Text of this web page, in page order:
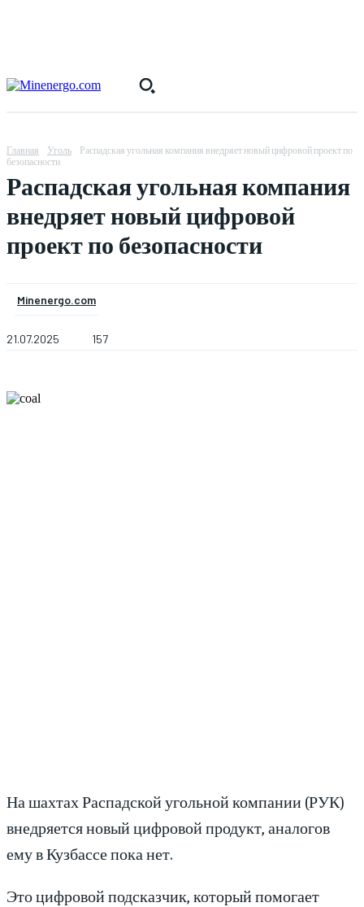
Главная Уголь
Распадская угольная компания внедряет новый цифровой проект по
безопасности
Распадская угольная компания
внедряет новый цифровой
проект по безопасности
Minenergo.com
21.07.2025 157
На шахтах Распадской угольной компании (РУК)
внедряется новый цифровой продукт, аналогов
ему в Кузбассе пока нет.
Это цифровой подсказчик, который помогает